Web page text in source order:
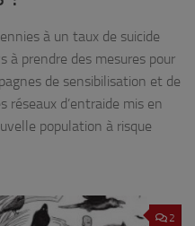
à un taux de suicide
à prendre des mesures pour
de sensibilisation et de
d’entraide mis en
population à risque
2